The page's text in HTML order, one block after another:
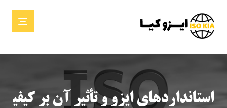
استانداردهای ایزو و تأثیر آن بر کیفی